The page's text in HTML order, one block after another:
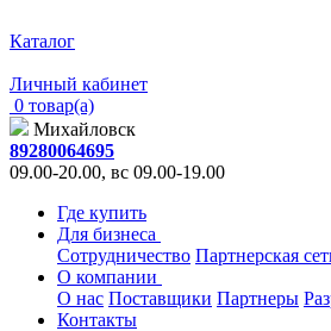
Каталог
Личный кабинет
0 товар(а)
Михайловск
89280064695
09.00-20.00, вс 09.00-19.00
Где купить
Для бизнеса
Сотрудничество Партнерская
О компании
О нас Поставщики Партнеры
Контакты